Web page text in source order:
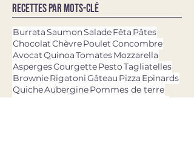
Recettes par mots-clé
BurrataSaumonSaladeFêta Pâtes
ChocolatChèvrePouletConcombre
AvocatQuinoaTomatesMozzarella
AspergesCourgettePestoTagliatelles
BrownieRigatoniGâteau Pizza Epinards
QuicheAuberginePommes de terre